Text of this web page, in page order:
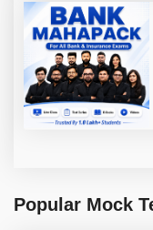
Popular Mock